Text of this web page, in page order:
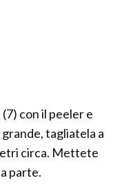
con il peeler e
tagliatela a
circa. Mettete
parte.